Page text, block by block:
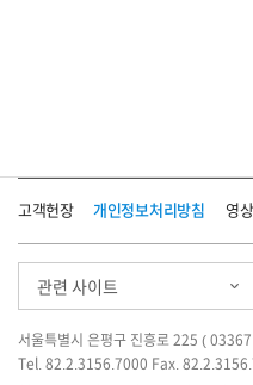
고객헌장 개인정보처리방침 영
관련 사이트
서울특별시 은평구 진흥로 225 (
Tel. 82.2.3156.7000 Fax.